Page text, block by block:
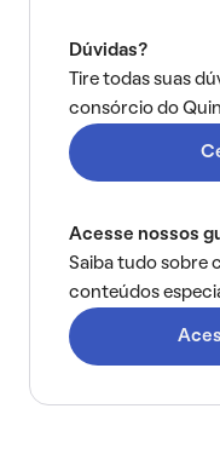
Dúvidas?
Tire todas suas
consórcio do
Acesse nossos
Saiba tudo sobre
conteúdos